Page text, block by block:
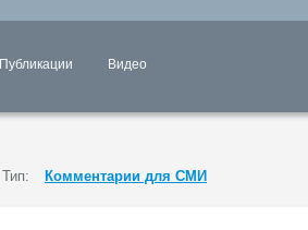
Публикации Видео
Тип: Комментарии для СМИ